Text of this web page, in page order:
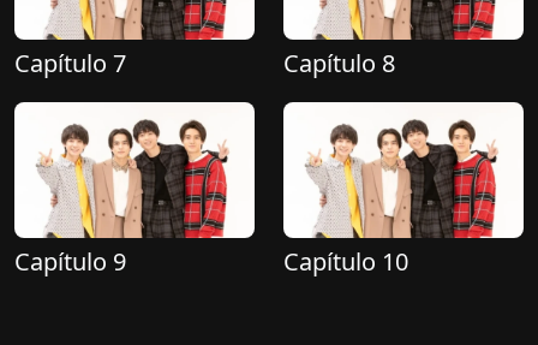
Capítulo 7 Capítulo 8
Capítulo 9 Capítulo 10